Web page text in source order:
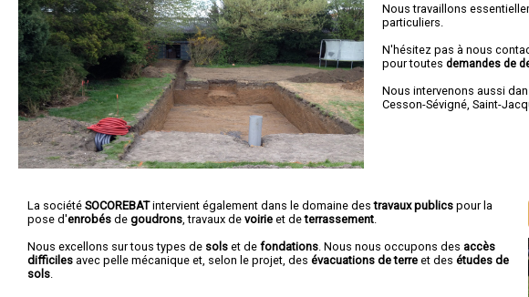
Nous travaillons
particuliers.
N'hésitez pas à nous
pour toutesdemandes de
Nous intervenons aussi
Cesson-Sévigné,Saint-
La société SOCOREBATintervient également dans le domaine destravaux publics pour la
pose d'enrobés de goudrons, travaux de voirie et deterrassement.
Nous excellons sur tous types de sols et de fondations. Nous nous occupons des accès
difficiles avec pelle mécanique et, selon le projet, des évacuations de terre et des études de
sols.